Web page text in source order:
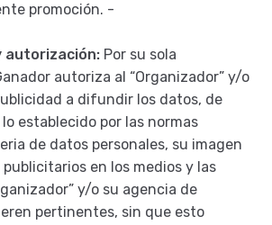
promoción. -
autorización: Por su sola
autoriza al “Organizador” y/o
a difundir los datos, de
establecido por las normas
de datos personales, su imagen
en los medios y las
y/o su agencia de
pertinentes, sin que esto